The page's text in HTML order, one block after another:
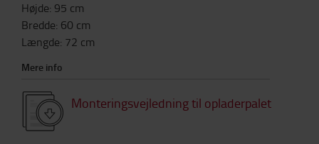
Højde: 95 cm
Bredde: 60 cm
Længde: 72 cm
Mere info
Monteringsvejledning til opladerpalet